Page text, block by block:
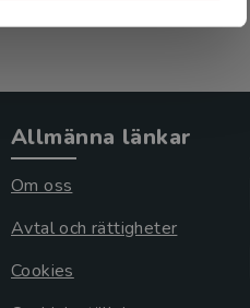
Allmänna länkar
Om oss
Avtal och rättigheter
Cookies